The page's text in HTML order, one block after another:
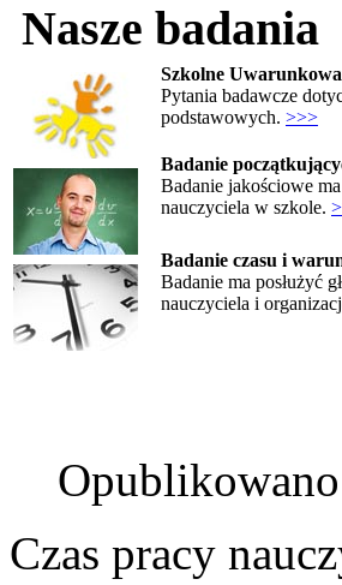
Nasze badania
Szkolne
Pytania badawcze
podstawowych. >>>
Badanie
Badanie jakościowe
nauczyciela w szkole.
Badanie czasu i
Badanie ma posłużyć
nauczyciela i
Czas pracy